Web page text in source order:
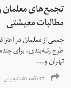
تجمع‌های معلمان
مطالبات معیشتی
جمعی از معلمان در
طرح رتبه‌بندی، برای
تهران و...
۳۳ دقیقه ۵۴ ثانیه پیش